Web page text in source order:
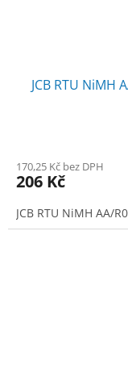
JCB RTU NiMH
170,25 Kč bez DPH
206 Kč
JCB RTU NiMH AA/